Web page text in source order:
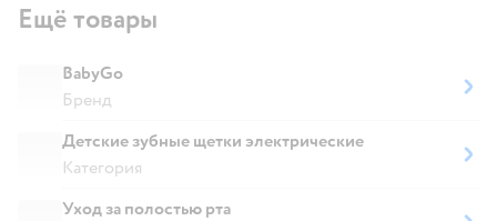
Ещё товары
BabyGo
Бренд
Детские зубные щетки электрические
Категория
Уход за полостью рта